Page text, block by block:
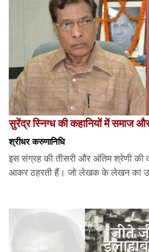
सुरेंद्र स्निग्ध की कहानियों में समाज और
श्रीधर करुणानिधि
इस संग्रह की तीसरी और अंतिम श्रेणी की
आकर ठहरती हैं। जो लेखक के लेखन का